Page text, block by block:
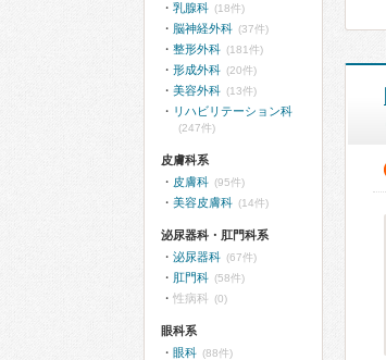
乳腺科 (18件)
脳神経外科 (37件)
整形外科 (181件)
形成外科 (20件)
美容外科 (13件)
リハビリテーション科
(247件)
皮膚科系
皮膚科 (95件)
美容皮膚科 (14件)
泌尿器科・肛門科系
泌尿器科 (67件)
肛門科 (58件)
性病科 (0)
眼科系
眼科 (88件)